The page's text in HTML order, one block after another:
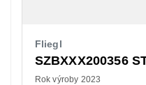
Fliegl
SZBXXX200356
Rok výroby 2023